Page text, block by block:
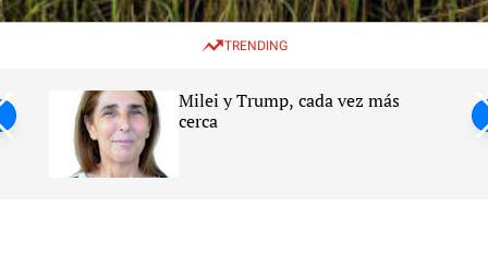
w
c
e
e
TRENDING
Milei y Trump, cada vez más
cerca